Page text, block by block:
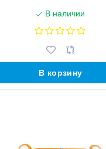
В наличии
В корзину